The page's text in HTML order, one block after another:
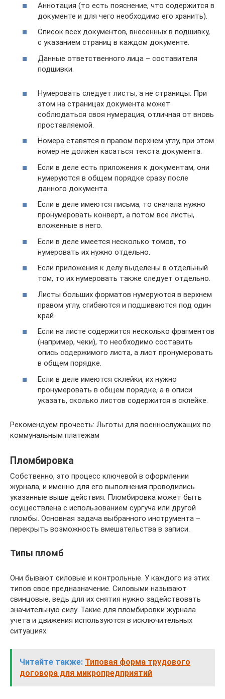
Аннотация (то есть пояснение, что содержится в
документе и для чего необходимо его хранить).
Список всех документов, внесенных в подшивку,
с указанием страниц в каждом документе.
Данные ответственного лица – составителя
подшивки.
Нумеровать следует листы, а не страницы. При
этом на страницах документа может
соблюдаться своя нумерация, отличная от вновь
проставляемой.
Номера ставятся в правом верхнем углу, при этом
номер не должен касаться текста документа.
Если в деле есть приложения к документам, они
нумеруются в общем порядке сразу после
данного документа.
Если в деле имеются письма, то сначала нужно
пронумеровать конверт, а потом все листы,
вложенные в него.
Если в деле имеется несколько томов, то
нумеровать их нужно отдельно.
Если приложения к делу выделены в отдельный
том, то их нумеровать также следует отдельно.
Листы больших форматов нумеруются в верхнем
правом углу, сгибаются и подшиваются под один
край.
Если на листе содержится несколько фрагментов
(например, чеки), то необходимо составить
опись содержимого листа, а лист пронумеровать
в общем порядке.
Если в деле имеются склейки, их нужно
пронумеровать в общем порядке, а в описи
указать, сколько листов содержится в склейке.
Рекомендуем прочесть: Льготы для военнослужащих по
коммунальным платежам
Пломбировка
Собственно, это процесс ключевой в оформлении
журнала, и именно для его выполнения проводились
указанные выше действия. Пломбировка может быть
осуществлена с использованием сургуча или другой
пломбы. Основная задача выбранного инструмента –
перекрыть возможность вмешательства в записи.
Типы пломб
Они бывают силовые и контрольные. У каждого из этих
типов свое предназначение. Силовыми называют
свинцовые, ведь для их снятия нужно задействовать
значительную силу. Такие для пломбировки журнала
учета и движения используются в исключительных
ситуациях.
Читайте также: Типовая форма трудового
договора для микропредприятий